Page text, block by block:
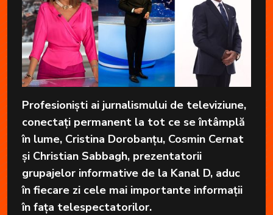
Profesioniști ai jurnalismului de televiziune,
conectați permanent la tot ce se întâmplă
în lume, Cristina Dorobanțu, Cosmin Cernat
și Christian Sabbagh, prezentatorii
grupajelor informative de la Kanal D, aduc
în fiecare zi cele mai importante informații
în fața telespectatorilor.